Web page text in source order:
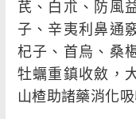
芪、白朮、防風
子、辛夷利鼻通
杞子、首烏、桑
牡蠣重鎮收斂，
山楂助諸藥消化吸